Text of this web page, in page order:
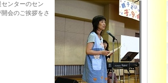
ンターのセン
会のご挨拶をさ